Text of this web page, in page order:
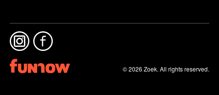
© 2026 Zoek. All rights reserved.